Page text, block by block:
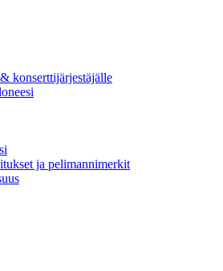
konserttijärjestäjälle
ja pelimannimerkit